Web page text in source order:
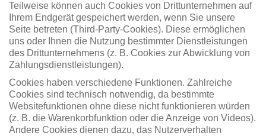
Teilweise können auch Cookies von Drittunternehmen auf
Ihrem Endgerät gespeichert werden, wenn Sie unsere
Seite betreten (Third-Party-Cookies). Diese ermöglichen
uns oder Ihnen die Nutzung bestimmter Dienstleistungen
des Drittunternehmens (z. B. Cookies zur Abwicklung von
Zahlungsdienstleistungen).
Cookies haben verschiedene Funktionen. Zahlreiche
Cookies sind technisch notwendig, da bestimmte
Websitefunktionen ohne diese nicht funktionieren würden
(z. B. die Warenkorbfunktion oder die Anzeige von Videos).
Andere Cookies dienen dazu, das Nutzerverhalten